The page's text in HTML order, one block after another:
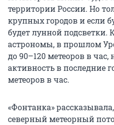
территории России. Но
крупных городов и если
будет лунной подсветки.
астрономы, в прошлом
до 90–120 метеоров в
активность в последние
метеоров в час.
«Фонтанка»
северный метеорный